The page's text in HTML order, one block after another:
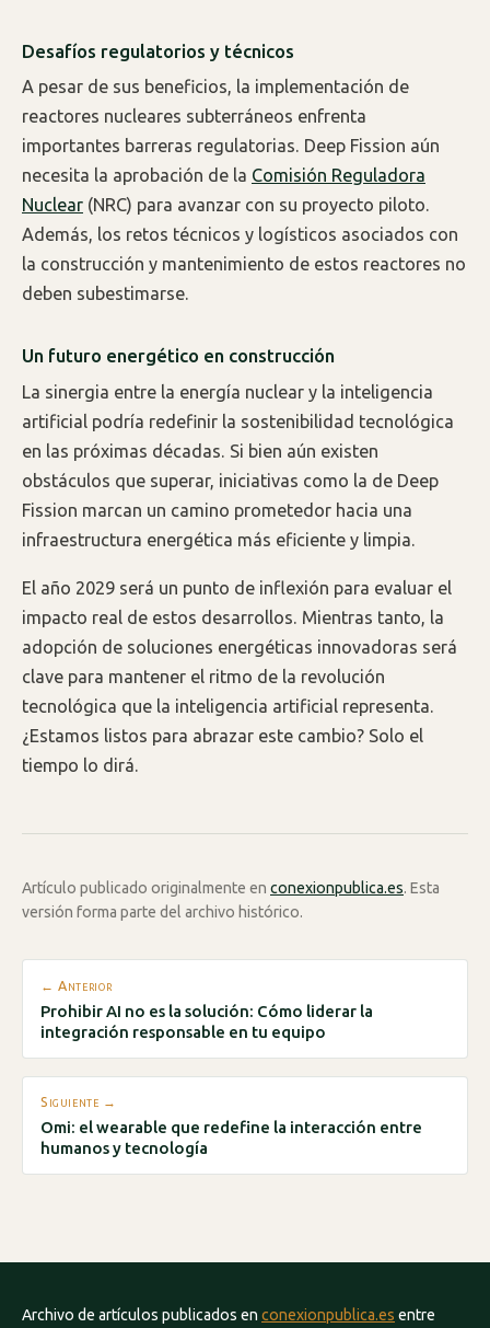
Desafíos regulatorios y técnicos
A pesar de sus beneficios, la implementación de
reactores nucleares subterráneos enfrenta
importantes barreras regulatorias. Deep Fission aún
necesita la aprobación de la Comisión Reguladora
Nuclear (NRC) para avanzar con su proyecto piloto.
Además, los retos técnicos y logísticos asociados con
la construcción y mantenimiento de estos reactores no
deben subestimarse.
Un futuro energético en construcción
La sinergia entre la energía nuclear y la inteligencia
artificial podría redefinir la sostenibilidad tecnológica
en las próximas décadas. Si bien aún existen
obstáculos que superar, iniciativas como la de Deep
Fission marcan un camino prometedor hacia una
infraestructura energética más eficiente y limpia.
El año 2029 será un punto de inflexión para evaluar el
impacto real de estos desarrollos. Mientras tanto, la
adopción de soluciones energéticas innovadoras será
clave para mantener el ritmo de la revolución
tecnológica que la inteligencia artificial representa.
¿Estamos listos para abrazar este cambio? Solo el
tiempo lo dirá.
Artículo publicado originalmente en conexionpublica.es. Esta
versión forma parte del archivo histórico.
← Anterior
Prohibir AI no es la solución: Cómo liderar la
integración responsable en tu equipo
Siguiente →
Omi: el wearable que redefine la interacción entre
humanos y tecnología
Archivo de artículos publicados en conexionpublica.es entre